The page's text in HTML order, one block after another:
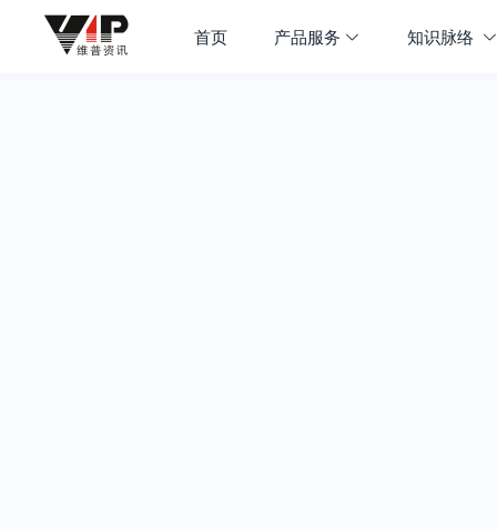
首页 产品服务 知识脉络